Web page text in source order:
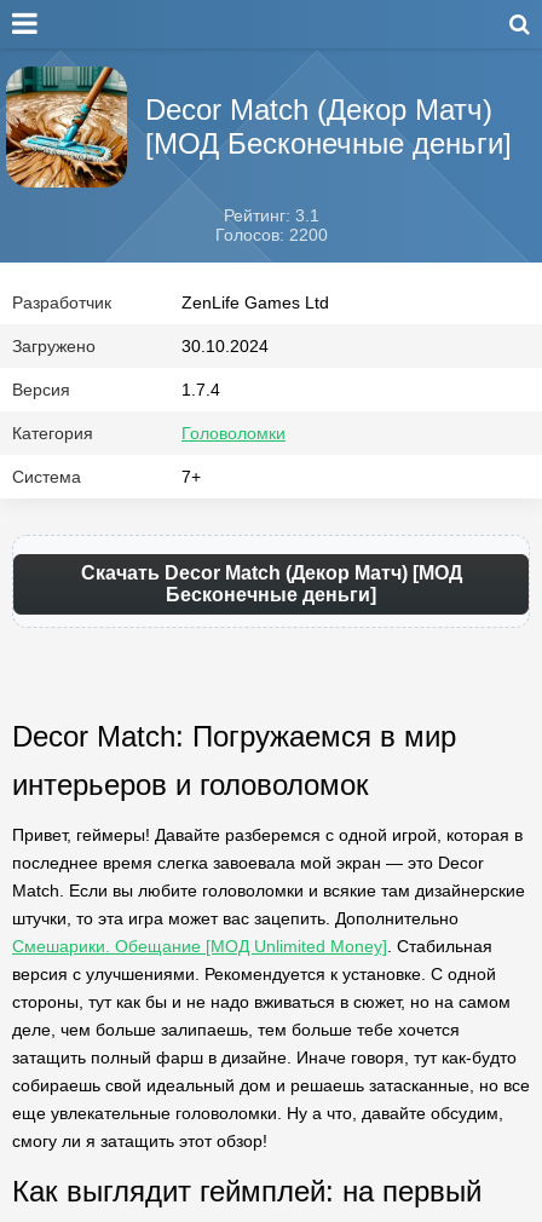
Decor Match (Декор Матч)
[МОД Бесконечные деньги]
Рейтинг: 3.1
Голосов: 2200
Разработчик ZenLife Games Ltd
Загружено 30.10.2024
Версия 1.7.4
Категория Головоломки
Система 7+
Скачать Decor Match (Декор Матч) [МОД
Бесконечные деньги]
Decor Match: Погружаемся в мир
интерьеров и головоломок
Привет, геймеры! Давайте разберемся с одной игрой, которая в
последнее время слегка завоевала мой экран — это Decor
Match. Если вы любите головоломки и всякие там дизайнерские
штучки, то эта игра может вас зацепить. Дополнительно
Смешарики. Обещание [МОД Unlimited Money] . Стабильная
версия с улучшениями. Рекомендуется к установке. С одной
стороны, тут как бы и не надо вживаться в сюжет, но на самом
деле, чем больше залипаешь, тем больше тебе хочется
затащить полный фарш в дизайне. Иначе говоря, тут как-будто
собираешь свой идеальный дом и решаешь затасканные, но все
еще увлекательные головоломки. Ну а что, давайте обсудим,
смогу ли я затащить этот обзор!
Как выглядит геймплей: на первый